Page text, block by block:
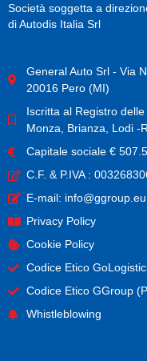
Società soggetta a
di Autodis Italia Srl
General Auto Srl - Via
20016 Pero (MI)
Iscritta al Registro
Monza, Brianza, Lodi -
Capitale sociale €
C.F. & P.IVA :
E-mail: info@ggroup.eu
Privacy Policy
Cookie Policy
Codice Etico
(PDF)
Codice Etico GGroup
(PDF)
Whistleblowing